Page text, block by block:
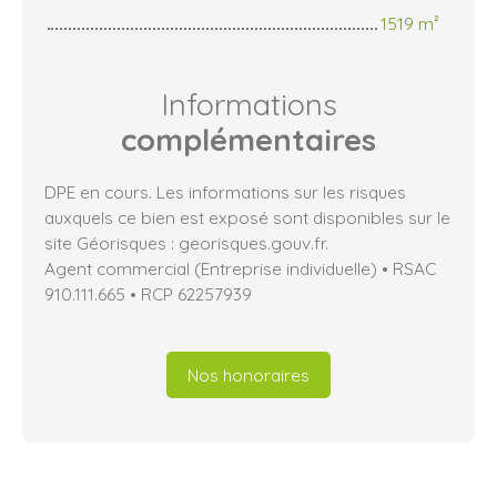
1519 m²
Informations
complémentaires
DPE en cours. Les informations sur les risques
auxquels ce bien est exposé sont disponibles sur le
site Géorisques : georisques.gouv.fr.
Agent commercial (Entreprise individuelle) • RSAC
910.111.665 • RCP 62257939
Nos honoraires